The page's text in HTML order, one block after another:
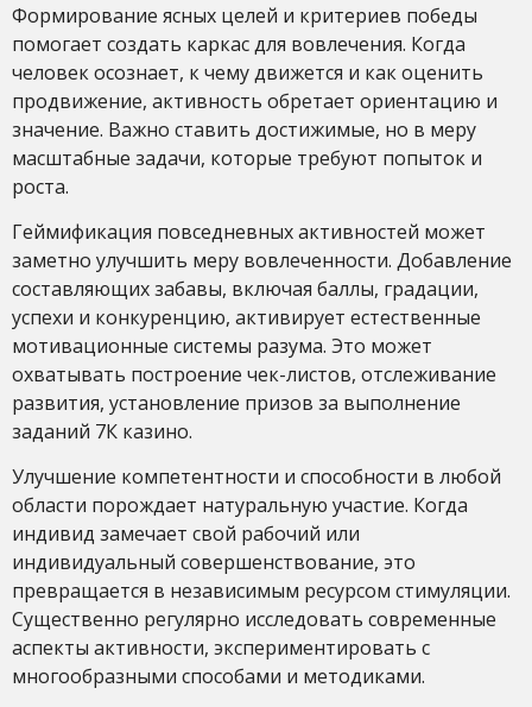
Формирование ясных целей и критериев победы
помогает создать каркас для вовлечения. Когда
человек осознает, к чему движется и как оценить
продвижение, активность обретает ориентацию и
значение. Важно ставить достижимые, но в меру
масштабные задачи, которые требуют попыток и
роста.
Геймификация повседневных активностей может
заметно улучшить меру вовлеченности. Добавление
составляющих забавы, включая баллы, градации,
успехи и конкуренцию, активирует естественные
мотивационные системы разума. Это может
охватывать построение чек-листов, отслеживание
развития, установление призов за выполнение
заданий 7К казино.
Улучшение компетентности и способности в любой
области порождает натуральную участие. Когда
индивид замечает свой рабочий или
индивидуальный совершенствование, это
превращается в независимым ресурсом стимуляции.
Существенно регулярно исследовать современные
аспекты активности, экспериментировать с
многообразными способами и методиками.